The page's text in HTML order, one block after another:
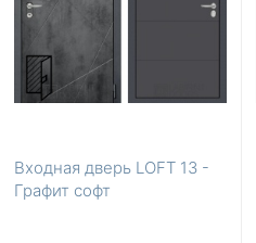
Входная дверь LOFT 13 -
Графит софт